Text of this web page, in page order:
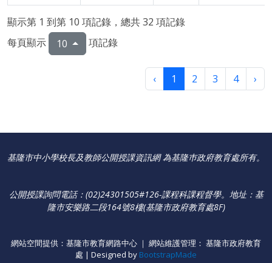
顯示第 1 到第 10 項記錄，總共 32 項記錄
每頁顯示
10 項記錄
‹ 1 2 3 4 ›
基隆市中小學校長及教師公開授課資訊網 為基隆巿政府教育處所有。
公開授課詢問電話：(02)24301505#126-課程科課程督學。 地址：基
隆市安樂路二段164號8樓(基隆市政府教育處8F)
網站空間提供：基隆市教育網路中心 ｜ 網站維護管理： 基隆市政府教育
處 | Designed by BootstrapMade